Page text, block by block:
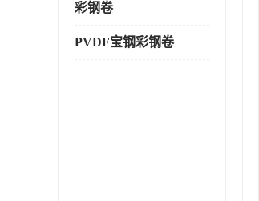
彩钢卷
PVDF宝钢彩钢卷